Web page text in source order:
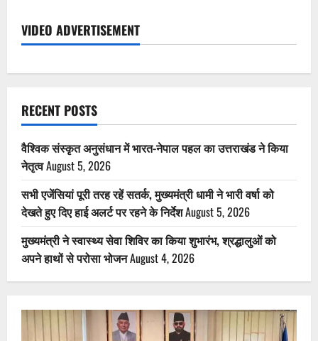
VIDEO ADVERTISEMENT
RECENT POSTS
वैश्विक संस्कृत अनुसंधान में भारत-नेपाल पहल का उत्तराखंड ने किया
नेतृत्वAugust 5, 2026
सभी एजेंसियां पूरी तरह रहें सतर्क, मुख्यमंत्री धामी ने भारी वर्षा को
देखते हुए दिए हाई अलर्ट पर रहने के निर्देशAugust 5, 2026
मुख्यमंत्री ने स्वास्थ्य सेवा शिविर का किया शुभारंभ, श्रद्धालुओं को
अपने हाथों से परोसा भोजनAugust 4, 2026